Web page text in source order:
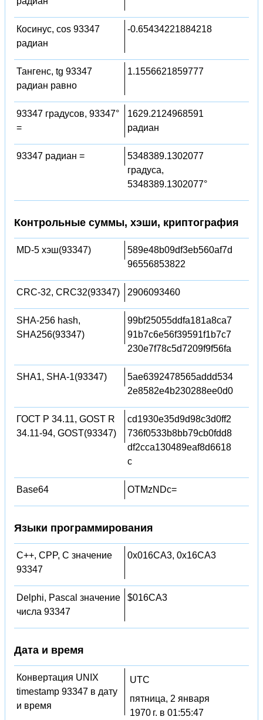
Косинус, cos 93347
радиан
-0.65434221884218
Тангенс, tg 93347
радиан равно
1.1556621859777
93347 градусов, 93347°
=
1629.2124968591
радиан
93347 радиан =
5348389.1302077
градуса,
5348389.1302077°
Контрольные суммы, хэши, криптография
MD-5 хэш(93347)
589e48b09df3eb560af7d
96556853822
CRC-32, CRC32(93347) 2906093460
SHA-256 hash,
SHA256(93347)
99bf25055ddfa181a8ca7
91b7c6e56f39591f1b7c7
230e7f78c5d7209f9f56fa
SHA1, SHA-1(93347)
5ae6392478565addd534
2e8582e4b230288ee0d0
ГОСТ Р 34.11, GOST R
34.11-94, GOST(93347)
cd1930e35d9d98c3d0ff2
736f0533b8bb79cb0fdd8
df2cca130489eaf8d6618
c
Base64 OTMzNDc=
Языки программирования
C++, CPP, C значение
93347
0x016CA3, 0x16CA3
Delphi, Pascal значение
числа 93347
$016CA3
Дата и время
Конвертация UNIX
timestamp 93347 в дату
и время
UTC
пятница, 2 января
1970 г. в 01:55:47